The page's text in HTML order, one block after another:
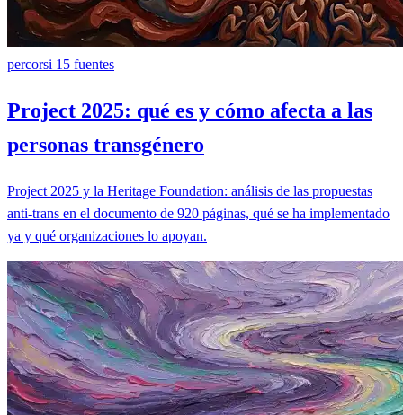
percorsi 15 fuentes
Project 2025: qué es y cómo afecta a las
personas transgénero
Project 2025 y la Heritage Foundation: análisis de las propuestas
anti-trans en el documento de 920 páginas, qué se ha implementado
ya y qué organizaciones lo apoyan.